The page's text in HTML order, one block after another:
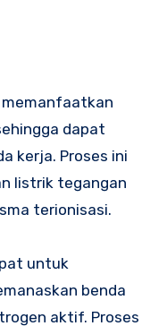
dapat
kerja. Proses ini
listrik tegangan
terionisasi.
untuk
benda
aktif. Proses